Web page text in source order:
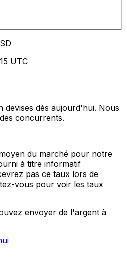
UTC
devises dès aujourd'hui. Nous
concurrents.
du marché pour notre
à titre informatif
pas ce taux lors de
vous pour voir les taux
envoyer de l'argent à